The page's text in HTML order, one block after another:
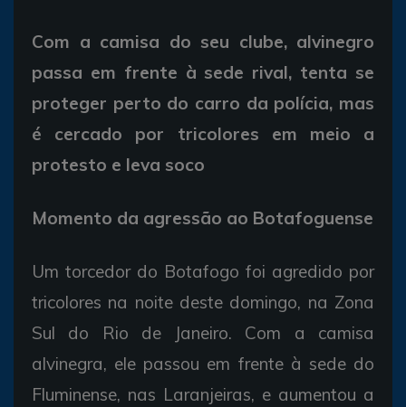
Com a camisa do seu clube, alvinegro
passa em frente à sede rival, tenta se
proteger perto do carro da polícia, mas
é cercado por tricolores em meio a
protesto e leva soco
Momento da agressão ao Botafoguense
Um torcedor do Botafogo foi agredido por
tricolores na noite deste domingo, na Zona
Sul do Rio de Janeiro. Com a camisa
alvinegra, ele passou em frente à sede do
Fluminense, nas Laranjeiras, e aumentou a